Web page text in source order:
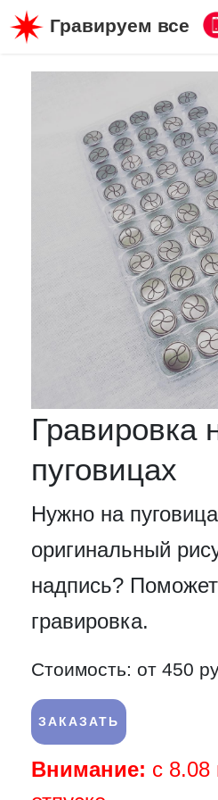
Гравируем все
Гравировка
пуговицах
Нужно на
оригинальный
надпись?
гравировка.
Стоимость: от 450
ЗАКАЗАТЬ
Внимание: с